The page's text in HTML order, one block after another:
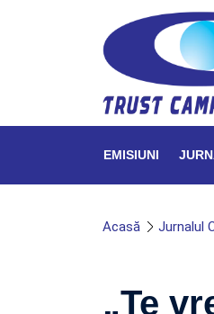
EMISIUNI
Acasă Jurnalul
„Te